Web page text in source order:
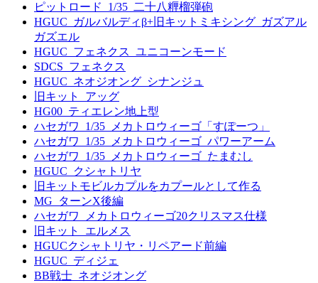
ピットロード_1/35_二十八糎榴弾砲
HGUC_ガルバルディβ+旧キットミキシング_ガズアル
ガズエル
HGUC_フェネクス_ユニコーンモード
SDCS_フェネクス
HGUC_ネオジオング_シナンジュ
旧キット_アッグ
HG00_ティエレン地上型
ハセガワ_1/35_メカトロウィーゴ「すぽーつ」
ハセガワ_1/35_メカトロウィーゴ_パワーアーム
ハセガワ_1/35_メカトロウィーゴ_たまむし
HGUC_クシャトリヤ
旧キットモビルカプルをカプールとして作る
MG_ターンX後編
ハセガワ_メカトロウィーゴ20クリスマス仕様
旧キット_エルメス
HGUCクシャトリヤ・リペアード前編
HGUC_ディジェ
BB戦士_ネオジオング